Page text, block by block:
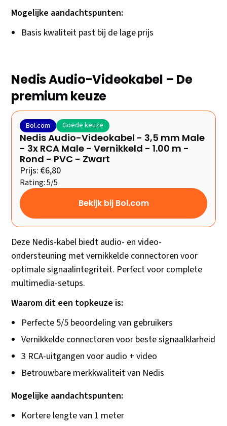
Mogelijke aandachtspunten:
Basis kwaliteit past bij de lage prijs
Nedis Audio-Videokabel – De
premium keuze
Bol.com Goede keuze
Nedis Audio-Videokabel - 3,5 mm Male
- 3x RCA Male - Vernikkeld - 1.00 m -
Rond - PVC - Zwart
Prijs: €6,80
Rating: 5/5
Bekijk bij Bol.com
Deze Nedis-kabel biedt audio- en video-
ondersteuning met vernikkelde connectoren voor
optimale signaalintegriteit. Perfect voor complete
multimedia-setups.
Waarom dit een topkeuze is:
Perfecte 5/5 beoordeling van gebruikers
Vernikkelde connectoren voor beste signaalklarheid
3 RCA-uitgangen voor audio + video
Betrouwbare merkkwaliteit van Nedis
Mogelijke aandachtspunten:
Kortere lengte van 1 meter